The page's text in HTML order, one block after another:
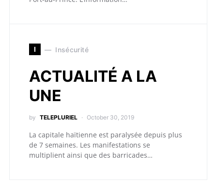
I Insécurité
ACTUALITÉ A LA
UNE
by TELEPLURIEL October 30, 2019
La capitale haïtienne est paralysée depuis plus
de 7 semaines. Les manifestations se
multiplient ainsi que des barricades…